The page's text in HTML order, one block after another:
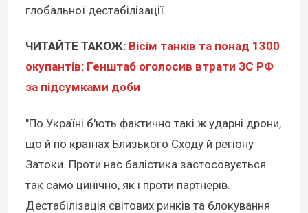
глобальної дестабілізації.
ЧИТАЙТЕ ТАКОЖ: Вісім танків та понад 1300
окупантів: Генштаб оголосив втрати ЗС РФ
за підсумками доби
"По Україні б'ють фактично такі ж ударні дрони,
що й по країнах Близького Сходу й регіону
Затоки. Проти нас балістика застосовується
так само цинічно, як і проти партнерів.
Дестабілізація світових ринків та блокування